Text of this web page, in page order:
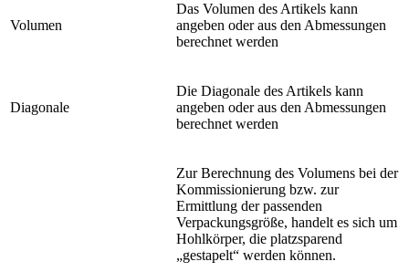
Volumen
Das Volumen des Artikels kann
angeben oder aus den Abmessungen
berechnet werden
Diagonale
Die Diagonale des Artikels kann
angeben oder aus den Abmessungen
berechnet werden
Zur Berechnung des Volumens bei der
Kommissionierung bzw. zur
Ermittlung der passenden
Verpackungsgröße, handelt es sich um
Hohlkörper, die platzsparend
„gestapelt“ werden können.